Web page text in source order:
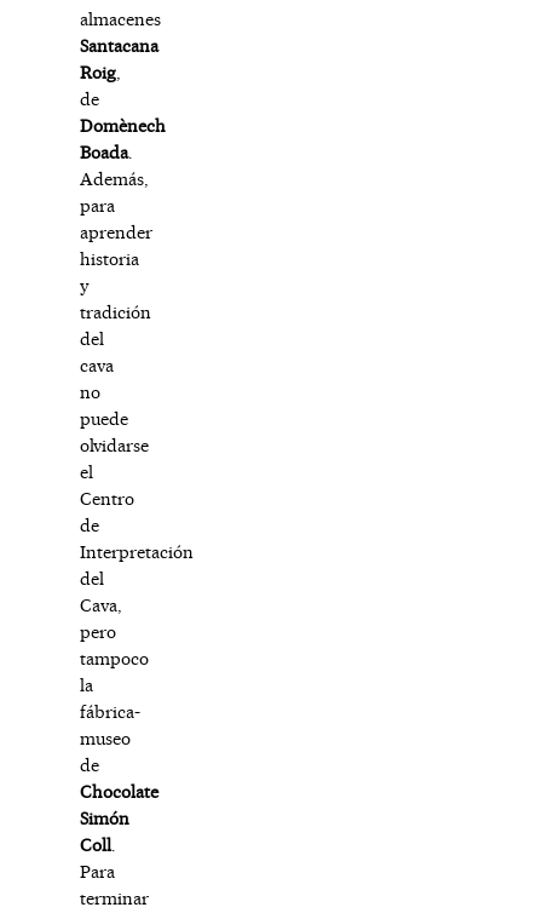
almacenes
Santacana
Roig,
de
Domènech
Boada.
Además,
para
aprender
historia
y
tradición
del
cava
no
puede
olvidarse
el
Centro
de
Interpretación
del
Cava,
pero
tampoco
la
fábrica-
museo
de
Chocolate
Simón
Coll.
Para
terminar